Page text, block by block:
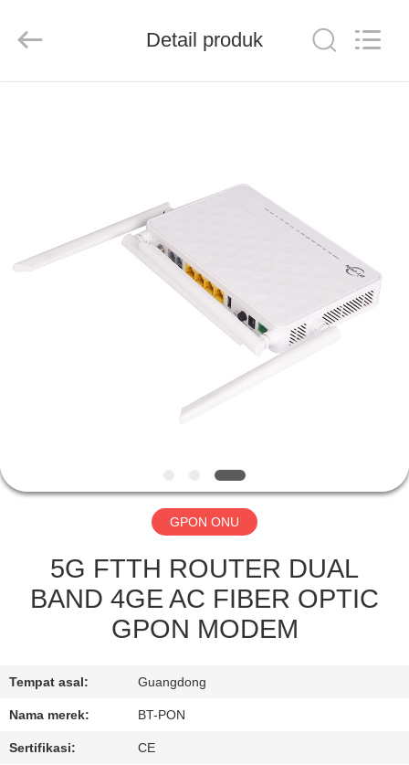
KAMI
HUBUNGI
KAMI
PERMINTAAN
PENAWARAN
PRIVACY
POLICY
Ltd..
Detail produk
GPON ONU
5G FTTH ROUTER DUAL
BAND 4GE AC FIBER OPTIC
GPON MODEM
Tempat asal: Guangdong
Nama merek: BT-PON
Sertifikasi: CE